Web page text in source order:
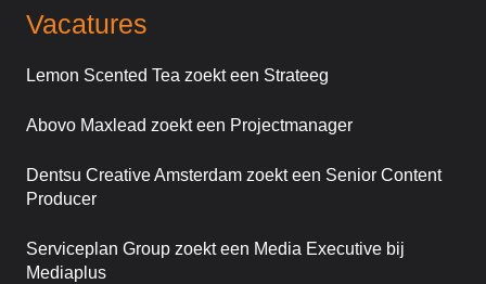
Vacatures
Lemon Scented Tea zoekt een Strateeg
Abovo Maxlead zoekt een Projectmanager
Dentsu Creative Amsterdam zoekt een Senior Content
Producer
Serviceplan Group zoekt een Media Executive bij
Mediaplus